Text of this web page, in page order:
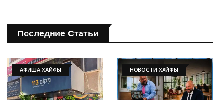
Последние Статьи
АФИША ХАЙФЫ НОВОСТИ ХАЙФЫ